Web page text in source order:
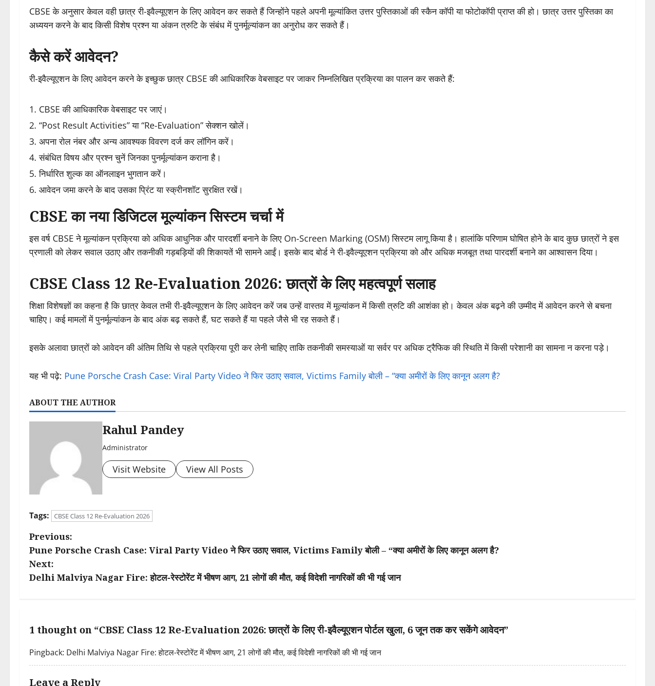
CBSE के अनुसार केवल वही छात्र री-इवैल्यूएशन के लिए आवेदन कर सकते हैं जिन्होंने पहले अपनी मूल्यांकित उत्तर पुस्तिकाओं की स्कैन कॉपी या फोटोकॉपी प्राप्त की हो। छात्र उत्तर पुस्तिका का
अध्ययन करने के बाद किसी विशेष प्रश्न या अंकन त्रुटि के संबंध में पुनर्मूल्यांकन का अनुरोध कर सकते हैं।
कैसे करें आवेदन?
री-इवैल्यूएशन के लिए आवेदन करने के इच्छुक छात्र CBSE की आधिकारिक वेबसाइट पर जाकर निम्नलिखित प्रक्रिया का पालन कर सकते हैं:
CBSE की आधिकारिक वेबसाइट पर जाएं।
“Post Result Activities” या “Re-Evaluation” सेक्शन खोलें।
अपना रोल नंबर और अन्य आवश्यक विवरण दर्ज कर लॉगिन करें।
संबंधित विषय और प्रश्न चुनें जिनका पुनर्मूल्यांकन कराना है।
निर्धारित शुल्क का ऑनलाइन भुगतान करें।
आवेदन जमा करने के बाद उसका प्रिंट या स्क्रीनशॉट सुरक्षित रखें।
CBSE का नया डिजिटल मूल्यांकन सिस्टम चर्चा में
इस वर्ष CBSE ने मूल्यांकन प्रक्रिया को अधिक आधुनिक और पारदर्शी बनाने के लिए On-Screen Marking (OSM) सिस्टम लागू किया है। हालांकि परिणाम घोषित होने के बाद कुछ छात्रों ने इस
प्रणाली को लेकर सवाल उठाए और तकनीकी गड़बड़ियों की शिकायतें भी सामने आईं। इसके बाद बोर्ड ने री-इवैल्यूएशन प्रक्रिया को और अधिक मजबूत तथा पारदर्शी बनाने का आश्वासन दिया।
CBSE Class 12 Re-Evaluation 2026: छात्रों के लिए महत्वपूर्ण सलाह
शिक्षा विशेषज्ञों का कहना है कि छात्र केवल तभी री-इवैल्यूएशन के लिए आवेदन करें जब उन्हें वास्तव में मूल्यांकन में किसी त्रुटि की आशंका हो। केवल अंक बढ़ने की उम्मीद में आवेदन करने से बचना
चाहिए। कई मामलों में पुनर्मूल्यांकन के बाद अंक बढ़ सकते हैं, घट सकते हैं या पहले जैसे भी रह सकते हैं।
इसके अलावा छात्रों को आवेदन की अंतिम तिथि से पहले प्रक्रिया पूरी कर लेनी चाहिए ताकि तकनीकी समस्याओं या सर्वर पर अधिक ट्रैफिक की स्थिति में किसी परेशानी का सामना न करना पड़े।
यह भी पढ़े: Pune Porsche Crash Case: Viral Party Video ने फिर उठाए सवाल, Victims Family बोली – “क्या अमीरों के लिए कानून अलग है?
ABOUT THE AUTHOR
Rahul Pandey
Administrator
Visit Website View All Posts
Tags: CBSE Class 12 Re-Evaluation 2026
P
o
s
v
Previous:
Pune Porsche Crash Case: Viral Party Video ने फिर उठाए सवाल, Victims Family बोली – “क्या अमीरों के लिए कानून अलग है?
Next:
Delhi Malviya Nagar Fire: होटल-रेस्टोरेंट में भीषण आग, 21 लोगों की मौत, कई विदेशी नागरिकों की भी गई जान
1 thought on “CBSE Class 12 Re-Evaluation 2026: छात्रों के लिए री-इवैल्यूएशन पोर्टल खुला, 6 जून तक कर सकेंगे आवेदन”
Pingback: Delhi Malviya Nagar Fire: होटल-रेस्टोरेंट में भीषण आग, 21 लोगों की मौत, कई विदेशी नागरिकों की भी गई जान
Leave a Reply